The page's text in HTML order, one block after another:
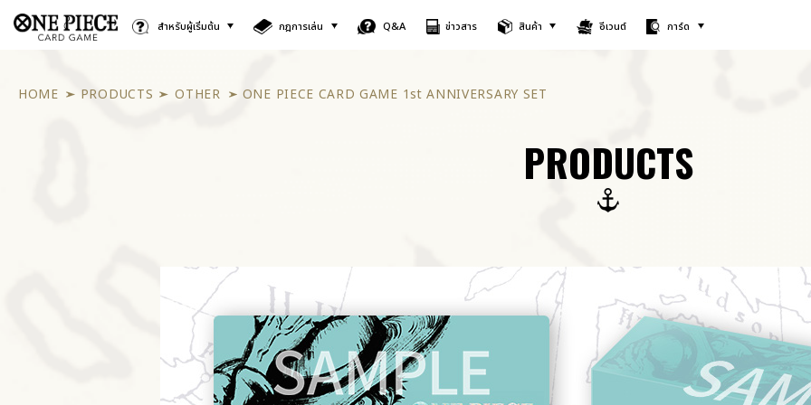
สำหรับผู้เริ่มต้น กฎการเล่น Q&A ข่าวสาร สินค้า อีเวนต์ การ์ด
HOME PRODUCTS OTHER ONE PIECE CARD GAME 1st ANNIVERSARY SET
PRODUCTS